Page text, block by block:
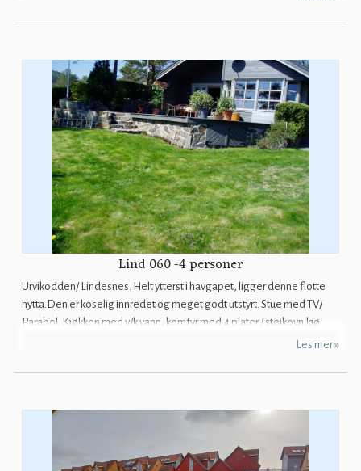
Lind 060 -4 personer
Urvikodden/ Lindesnes. Helt ytterst i havgapet, ligger denne flotte
hytta.Den er koselig innredet og meget godt utstyrt. Stue med TV/
Parabol. Kjøkken med v/k vann, komfyr med 4 plater / steikovn,kjø...
Les mer »